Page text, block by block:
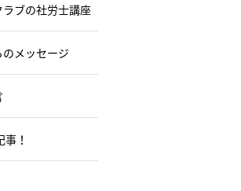
ラブの社労士講座
メッセージ
！